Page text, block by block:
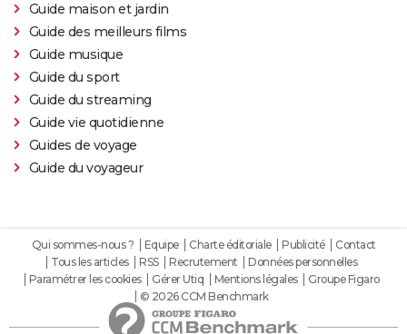
Guide maison et jardin
Guide des meilleurs films
Guide musique
Guide du sport
Guide du streaming
Guide vie quotidienne
Guides de voyage
Guide du voyageur
Qui sommes-nous ? Equipe Charte éditoriale Publicité
Contact
Tous les articles
RSS Recrutement
Données personnelles
Paramétrer les cookies
Gérer Utiq Mentions légales
Groupe Figaro
© 2026 CCM Benchmark